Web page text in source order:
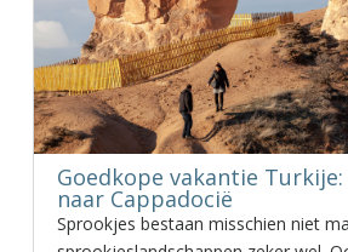
Goedkope vakantie
naar Cappadocië
Sprookjes bestaan misschien niet